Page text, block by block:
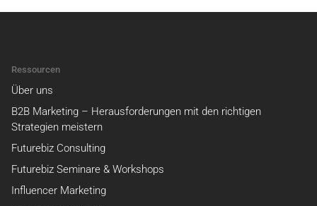
Ressourcen
Über uns
B2B Marketing – Herausforderungen mit den richtigen
Strategien meistern
Futurebiz Consulting
Futurebiz Seminare & Workshops
Influencer Marketing